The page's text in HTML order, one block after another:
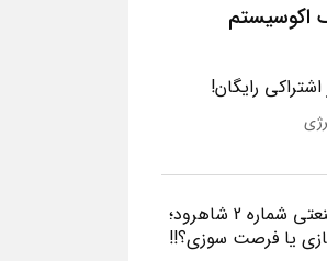
اکوسیستم
رایگان!
شهرک صنعتی شماره 2 شاهرود؛
یا فرصت سوزی؟!!